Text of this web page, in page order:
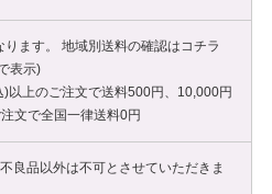
ります。 地域別送料の確認はコチラ
表示)
以上のご注文で送料500円、10,000円
文で全国一律送料0円
良品以外は不可とさせていただきま